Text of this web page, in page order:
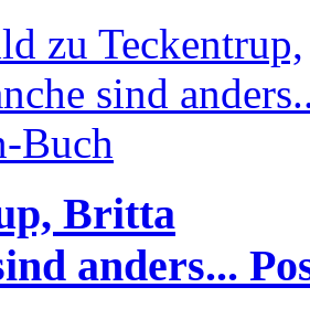
Britta
anders...